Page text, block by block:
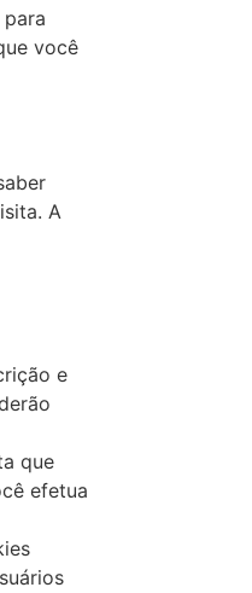
você
A
e
que
efetua